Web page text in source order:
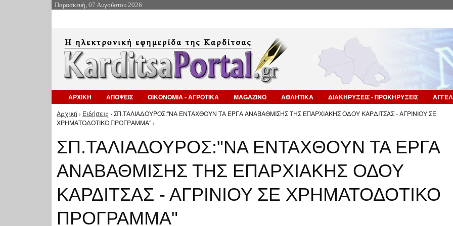
Παρασκευή, 07 Αυγούστου 2026
ΑΡΧΙΚΗ ΑΠΟΨΕΙΣ ΟΙΚΟΝΟΜΙΑ - ΑΓΡΟΤΙΚΑ MAGAZINO ΑΘΛΗΤΙΚΑ ΔΙΑΚΗΡΥΞΕΙΣ - ΠΡΟΚΗΡΥΞΕΙΣ
Είστε εδώ
Αρχική › Ειδήσεις › ΣΠ.ΤΑΛΙΑΔΟΥΡΟΣ:"ΝΑ ΕΝΤΑΧΘΟΥΝ ΤΑ ΕΡΓΑ ΑΝΑΒΑΘΜΙΣΗΣ ΤΗΣ ΕΠΑΡΧΙΑΚΗΣ ΟΔΟΥ ΚΑΡΔΙΤΣΑΣ - ΑΓΡΙΝΙΟΥ ΣΕ
ΧΡΗΜΑΤΟΔΟΤΙΚΟ ΠΡΟΓΡΑΜΜΑ" ›
ΣΠ.ΤΑΛΙΑΔΟΥΡΟΣ:"ΝΑ ΕΝΤΑΧΘΟΥΝ ΤΑ ΕΡΓΑ
ΑΝΑΒΑΘΜΙΣΗΣ ΤΗΣ ΕΠΑΡΧΙΑΚΗΣ ΟΔΟΥ
ΚΑΡΔΙΤΣΑΣ - ΑΓΡΙΝΙΟΥ ΣΕ ΧΡΗΜΑΤΟΔΟΤΙΚΟ
ΠΡΟΓΡΑΜΜΑ"